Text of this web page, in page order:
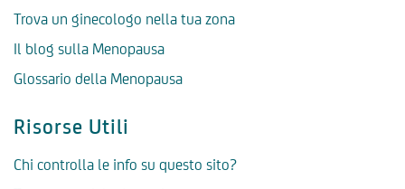
Trova un ginecologo nella tua zona
Il blog sulla Menopausa
Glossario della Menopausa
Risorse Utili
Chi controlla le info su questo sito?